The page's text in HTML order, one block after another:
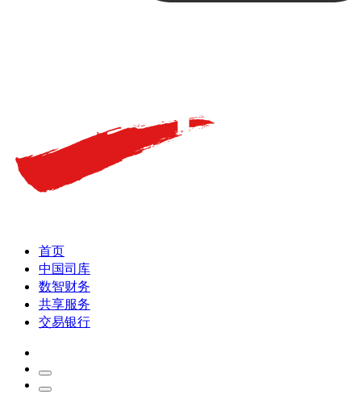
首页
中国司库
数智财务
共享服务
交易银行